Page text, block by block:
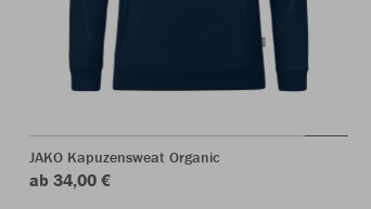
JAKO Kapuzensweat Organic
ab 34,00 €